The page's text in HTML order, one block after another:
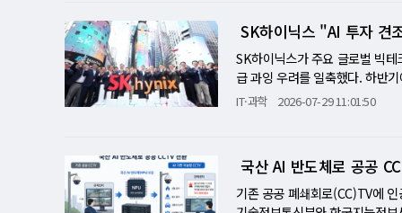
'투자 중심 과세'에서 '실거주
정될 가능성은 있지만, 초고가
한 대로 '똘똘한 한 채' 선호를
꼽힌다.
기 선행지표는 긍정적인 신호를
개선됐다는 의미다. 2분기 성장
갔다. 전산업 생산은 전분기보
변동성이 반영된 결과로 6월 들
생산과 고용을 뒷받침하는 선순
개선으로 1분기에 이어 강한
며 소비심리와 기업경기 전망도
건설은 재개했지만, 기존 생산
매뉴팩처링도 핵심 생산거점인
에도 생산라인을 완전히 복구하
하고 있다. 자동차용 마이크로
하고 있다. 르네사스는 2011년
에 필수적인 고압가스와 특수
이자이신문은 TSMC 등 주요 반
억원의 적자를 낸 점을 감안하
황 실적의 핵심은 가격과 출하
했고, 낸드는 60%대 후반 뛰었
최대 출하량을 기록했다. 모바
솔리드스테이트드라이브(SSD)
제품 구성을 선제적으로 바꾼
조1천억원의 영업이익 개선 효
반영 전 기준으로 수익성이 크
29명), 충북(863명) 등 7개 시
는 순유출됐다. 2분기 전체 이
30대(34만3천명)의 이동이 가
다…6월 인구이동 5년 만에 최
년층 감소로 장기적으로는 인구
년 전보다 0.1%포인트 상승했
이후 가장 높은 수준이다. 주택
거래 회복이다. 인구 이동은 출
SK하이닉스 "AI 투자
SK하이닉스가 주요 글로벌 빅
급 과잉 우려를 일축했다. 하반
다 개선된 실적을 거둘 것으로
고객과 확보된 수요를 기반으로
M4 양산 공급을 시작해 생산능
로 하고 있다고 밝혔다. 3분기에
IT·과학 2026-07-29 11:01:50
국산 AI 반도체로 공공
기존 공공 폐쇄회로(CC)TV에